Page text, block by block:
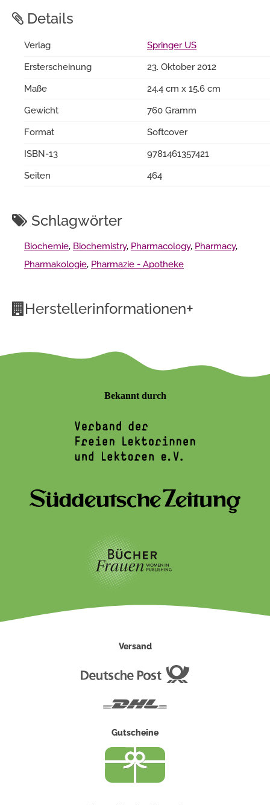
Details
Verlag
Springer US
Ersterscheinung
23. Oktober 2012
Maße
24.4 cm x 15.6 cm
Gewicht
760 Gramm
Format
Softcover
ISBN-13
9781461357421
Seiten
464
Schlagwörter
Biochemie, Biochemistry, Pharmacology, Pharmacy,
Pharmakologie, Pharmazie - Apotheke
Herstellerinformationen+
Bekannt durch
Versand
Gutscheine